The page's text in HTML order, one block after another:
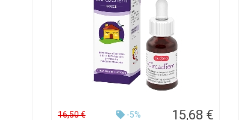
16,50 € -5% 15,68 €